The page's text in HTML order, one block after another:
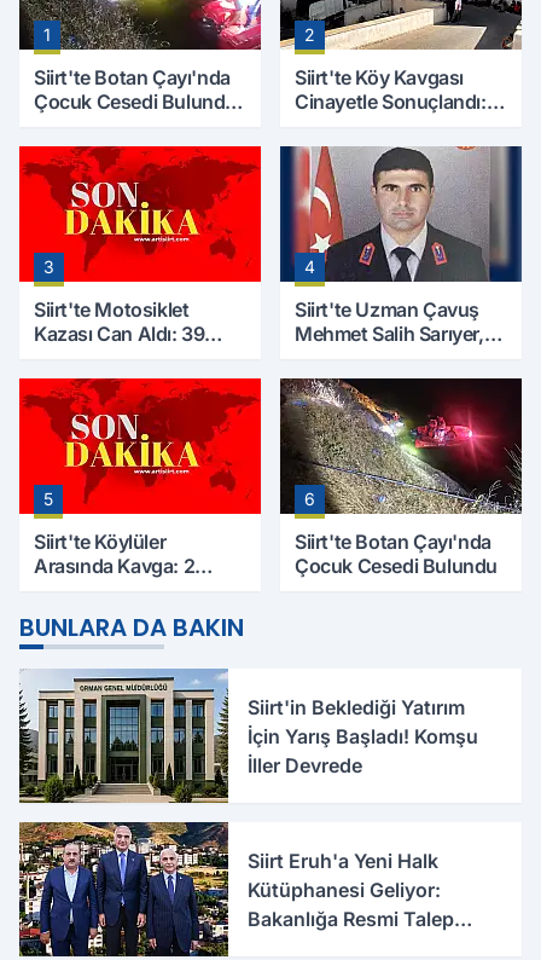
1
Siirt'te Botan Çayı'nda
Çocuk Cesedi Bulundu:
Çalışmaları Başlıyor
2
Siirt'te Köy Kavgası
Cinayetle Sonuçlandı:
Kaybetti
3
Siirt'te Motosiklet
Kazası Can Aldı: 39
Hayatını Kaybetti
4
Siirt'te Uzman Çavuş
Mehmet Salih Sarıyer,
5
Siirt'te Köylüler
Arasında Kavga: 2
Ağır
6
Siirt'te Botan Çayı'nda
Çocuk Cesedi Bulundu
BUNLARA DA BAKIN
Siirt'in Beklediği Yatırım
İçin Yarış Başladı! Komşu
İller Devrede
Siirt Eruh'a Yeni Halk
Kütüphanesi Geliyor:
Bakanlığa Resmi Talep